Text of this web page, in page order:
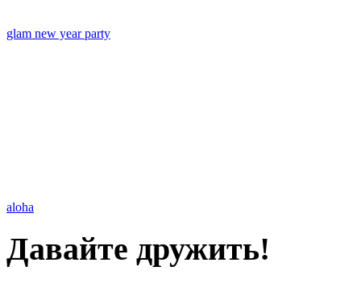
glam new year party
aloha
Давайте дружить!